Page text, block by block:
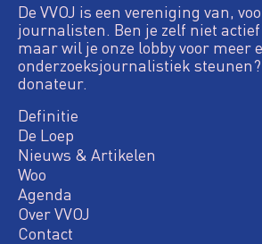
De VVOJ is een vereniging van,
journalisten. Ben je zelf niet
maar wil je onze lobby voor meer
onderzoeksjournalistiek steunen?
donateur.
Definitie
De Loep
Nieuws & Artikelen
Woo
Agenda
Over VVOJ
Contact